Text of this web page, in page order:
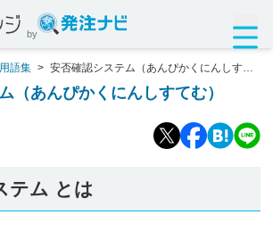
by
語集 > 安否確認システム（あんぴかくにんしすて
（あんぴかくにんしすてむ）
テム とは